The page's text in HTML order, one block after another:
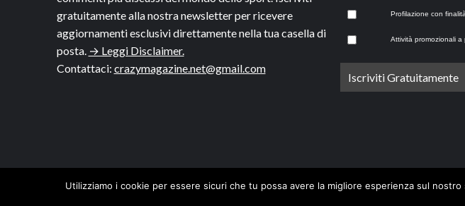
gratuitamente alla nostra newsletter per ricevere
aggiornamenti esclusivi direttamente nella tua casella di
posta. → Leggi Disclaimer.
Contattaci: crazymagazine.net@gmail.com
Profilazione con
Attività promozionali a
Utilizziamo i cookie per essere sicuri che tu possa avere la migliore esperienza sul